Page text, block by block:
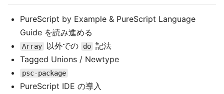
PureScript by Example & PureScript Language
Guide を読み進める
Array 以外での do 記法
Tagged Unions / Newtype
psc-package
PureScript IDE の導入